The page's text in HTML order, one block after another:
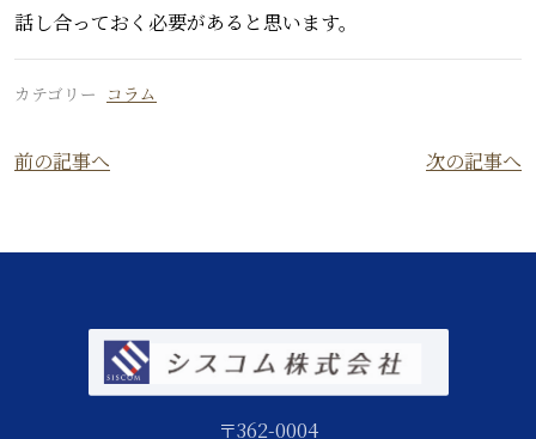
話し合っておく必要があると思います。
カテゴリー コラム
前の記事へ 次の記事へ
〒362-0004